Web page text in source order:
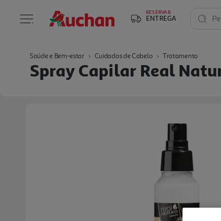
RESERVAR
ENTREGA
Saúde e Bem-estar Cuidados de Cabelo Tratamento
Spray Capilar Real